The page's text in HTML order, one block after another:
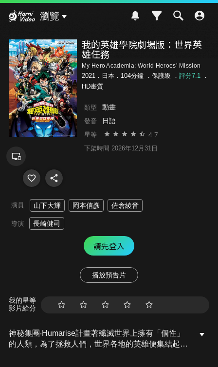
瀏覽
我的英雄學院劇場版：世界英
雄任務
My Hero Academia: World Heroes’ Mission
2021．日本．104分鐘 ． 保護級 ． 評分7.1．
HD畫質
類型 動畫
發音 日語
星等 4.7
下架時間 2026年12月31日
演員 山下大輝 岡本信彥 佐倉綾音
導演 長崎健司
請先登入
播放預告片
我的星等
影片給分
神秘集團‧Humarise計畫著殲滅世界上擁有「個性」
的人類，為了拯救人們，世界各地的英雄便集結起